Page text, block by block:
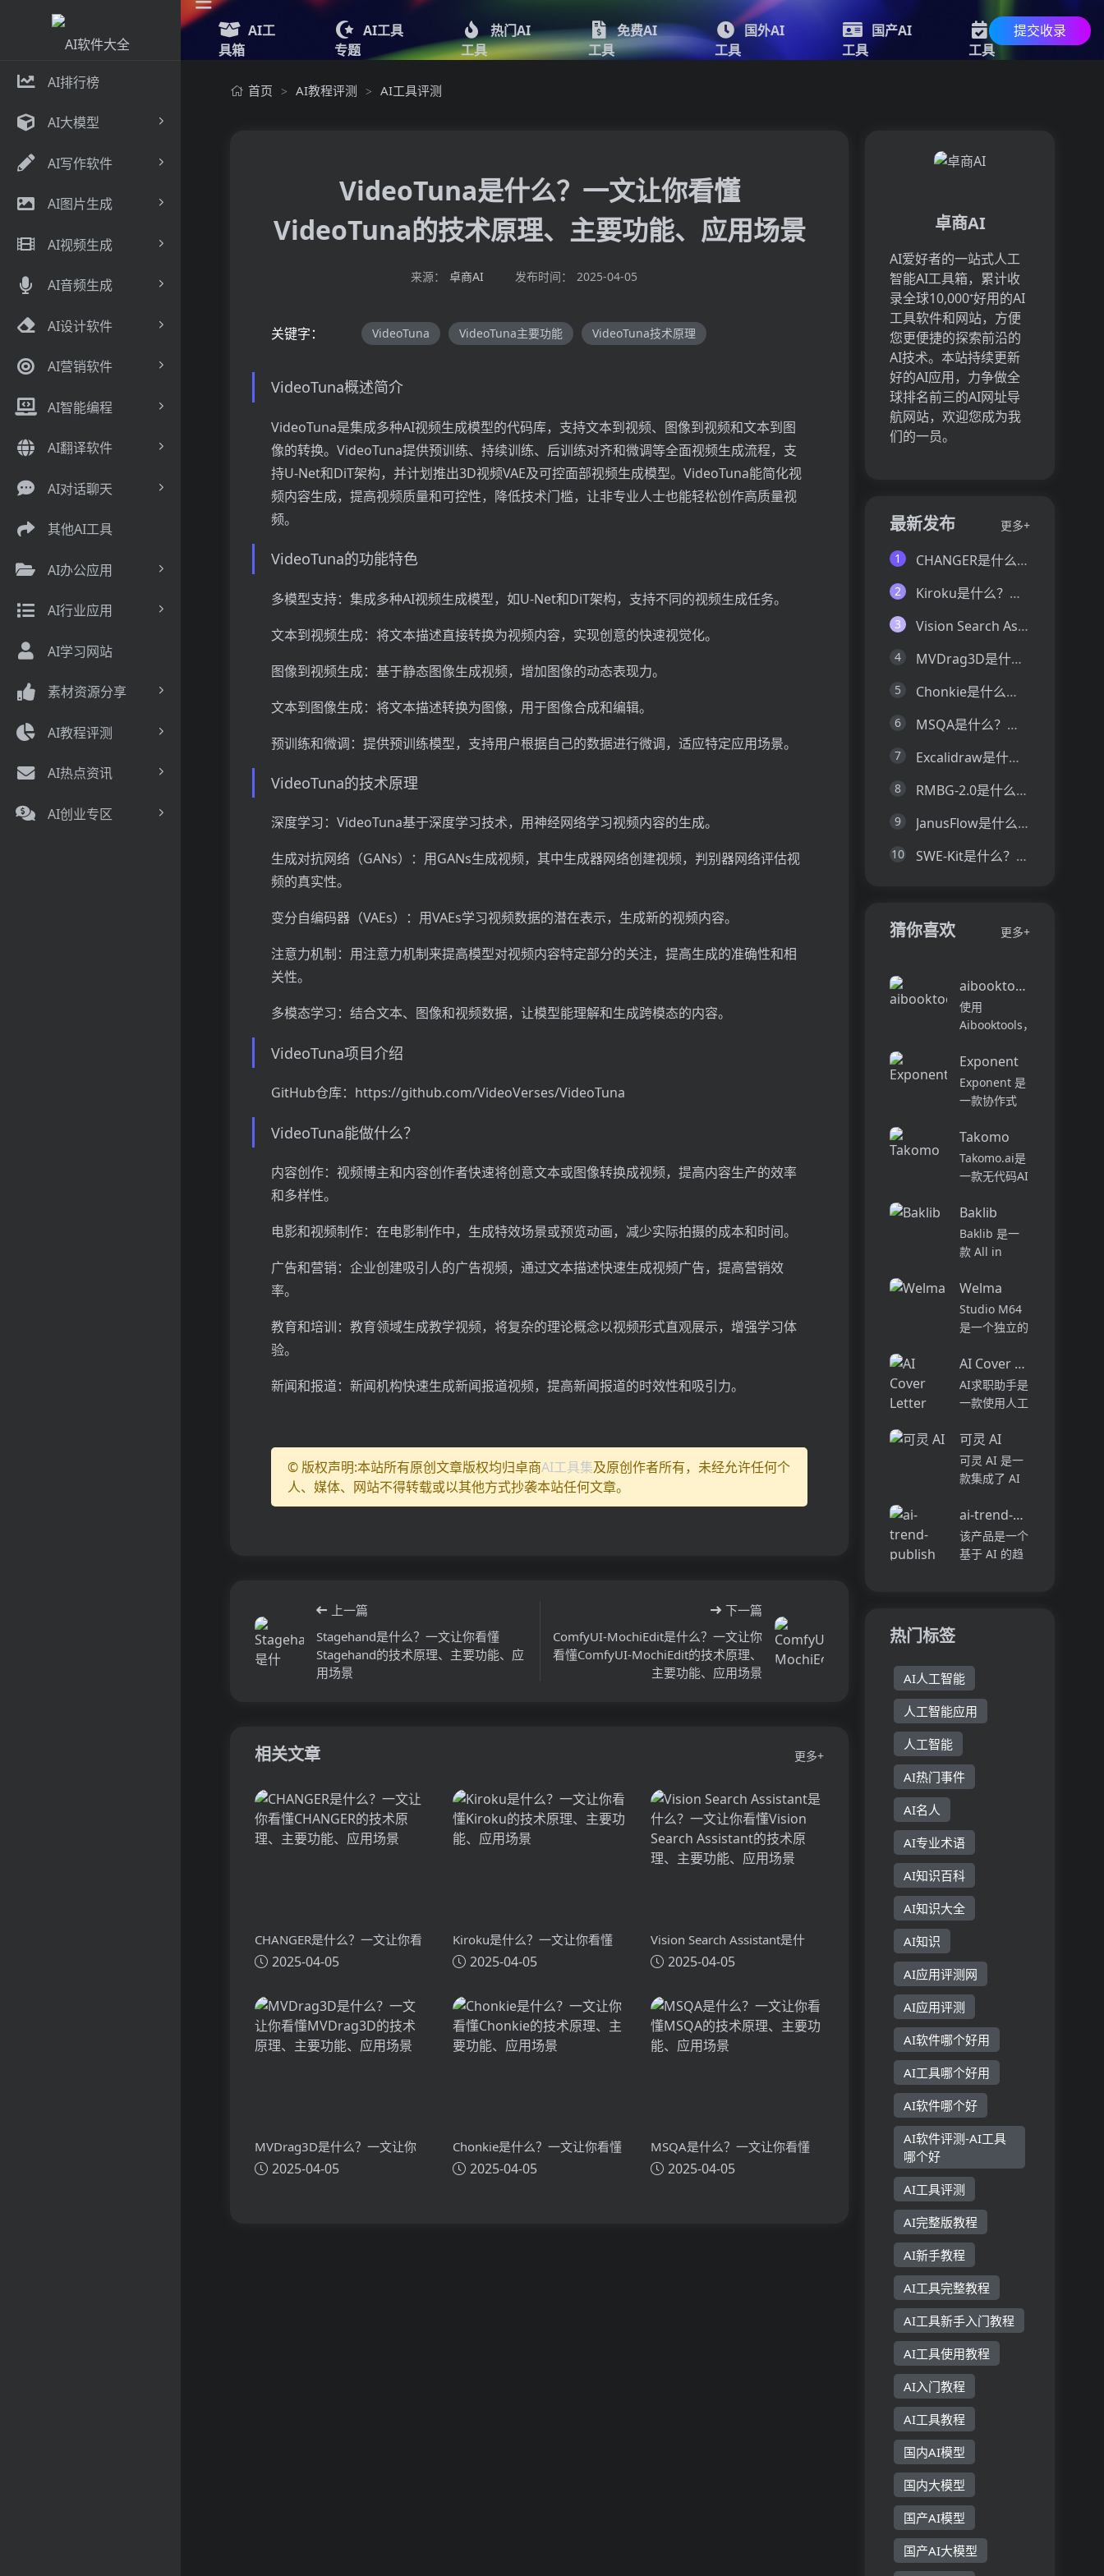
AI排行榜
AI大模型
AI写作软件
AI图片生成
AI视频生成
AI音频生成
AI设计软件
AI营销软件
AI智能编程
AI翻译软件
AI对话聊天
其他AI工具
AI办公应用
AI行业应用
AI学习网站
素材资源分享
AI教程评测
AI热点资讯
AI创业专区
AI工
具箱
AI工具
专题
热门AI
工具
免费AI
工具
国外AI
工具
国产AI
工具
最新AI
工具
提交收录
首页 > AI教程评测 > AI工具评测
VideoTuna是什么？一文让你看懂
VideoTuna的技术原理、主要功能、应用场景
来源： 卓商AI 发布时间： 2025-04-05
关键字： VideoTuna VideoTuna主要功能 VideoTuna技术原理
VideoTuna概述简介
VideoTuna是集成多种AI视频生成模型的代码库，支持文本到视频、图像到视频和文本到图
像的转换。VideoTuna提供预训练、持续训练、后训练对齐和微调等全面视频生成流程，支
持U-Net和DiT架构，并计划推出3D视频VAE及可控面部视频生成模型。VideoTuna能简化视
频内容生成，提高视频质量和可控性，降低技术门槛，让非专业人士也能轻松创作高质量视
频。
VideoTuna的功能特色
多模型支持：集成多种AI视频生成模型，如U-Net和DiT架构，支持不同的视频生成任务。
文本到视频生成：将文本描述直接转换为视频内容，实现创意的快速视觉化。
图像到视频生成：基于静态图像生成视频，增加图像的动态表现力。
文本到图像生成：将文本描述转换为图像，用于图像合成和编辑。
预训练和微调：提供预训练模型，支持用户根据自己的数据进行微调，适应特定应用场景。
VideoTuna的技术原理
深度学习：VideoTuna基于深度学习技术，用神经网络学习视频内容的生成。
生成对抗网络（GANs）：用GANs生成视频，其中生成器网络创建视频，判别器网络评估视
频的真实性。
变分自编码器（VAEs）：用VAEs学习视频数据的潜在表示，生成新的视频内容。
注意力机制：用注意力机制来提高模型对视频内容特定部分的关注，提高生成的准确性和相
关性。
多模态学习：结合文本、图像和视频数据，让模型能理解和生成跨模态的内容。
VideoTuna项目介绍
GitHub仓库：https://github.com/VideoVerses/VideoTuna
VideoTuna能做什么？
内容创作：视频博主和内容创作者快速将创意文本或图像转换成视频，提高内容生产的效率
和多样性。
电影和视频制作：在电影制作中，生成特效场景或预览动画，减少实际拍摄的成本和时间。
广告和营销：企业创建吸引人的广告视频，通过文本描述快速生成视频广告，提高营销效
率。
教育和培训：教育领域生成教学视频，将复杂的理论概念以视频形式直观展示，增强学习体
验。
新闻和报道：新闻机构快速生成新闻报道视频，提高新闻报道的时效性和吸引力。
© 版权声明:本站所有原创文章版权均归卓商AI工具集及原创作者所有，未经允许任何个
人、媒体、网站不得转载或以其他方式抄袭本站任何文章。
上一篇
Stagehand是什么？一文让你看懂
Stagehand的技术原理、主要功能、应
用场景
下一篇
ComfyUI-MochiEdit是什么？一文让你
看懂ComfyUI-MochiEdit的技术原理、
主要功能、应用场景
相关文章 更多+
CHANGER是什么？一文让你看
懂CHANGER的技术原理、主要
2025-04-05
Kiroku是什么？一文让你看懂
Kiroku的技术原理、主要功能、
2025-04-05
Vision Search Assistant是什
么？一文让你看懂Vision
主要功能、应用场景
2025-04-05
MVDrag3D是什么？一文让你
看懂MVDrag3D的技术原理、
2025-04-05
Chonkie是什么？一文让你看懂
Chonkie的技术原理、主要功
2025-04-05
MSQA是什么？一文让你看懂
MSQA的技术原理、主要功能、
2025-04-05
卓商AI
AI爱好者的一站式人工
智能AI工具箱，累计收
录全球10,000⁺好用的AI
工具软件和网站，方便
您更便捷的探索前沿的
AI技术。本站持续更新
好的AI应用，力争做全
球排名前三的AI网址导
航网站，欢迎您成为我
们的一员。
最新发布 更多+
1 CHANGER是什么？一文让你看懂CHANGER的技术原理、主要功能、应用场景
2 Kiroku是什么？一文让你看懂Kiroku的技术原理、主要功能、应用场景
3 Vision Search Assistant是什么？一文让你看懂Vision Search Assistant的技术原理、主要功能、应用场景
4 MVDrag3D是什么？一文让你看懂MVDrag3D的技术原理、主要功能、应用场景
5 Chonkie是什么？一文让你看懂Chonkie的技术原理、主要功能、应用场景
6 MSQA是什么？一文让你看懂MSQA的技术原理、主要功能、应用场景
7 Excalidraw是什么？一文让你看懂Excalidraw的技术原理、主要功能、应用场景
8 RMBG-2.0是什么？一文让你看懂RMBG-2.0的技术原理、主要功能、应用场景
9 JanusFlow是什么？一文让你看懂JanusFlow的技术原理、主要功能、应用场景
10 SWE-Kit是什么？一文让你看懂SWE-Kit的技术原理、主要功能、应用场景
猜你喜欢 更多+
aibooktools
使用
Aibooktools，
快速转化为可
行的见解 - 所
有这些都没有
或手动数据输
入。凭借AI的
力量，您可以
充分利用自己
喜欢的书...
Exponent
Exponent 是
一款协作式
理，旨在提升
软件开发的效
率与体验。它
境中工作，从
代码的探索到
部署，能够帮
助开发者自动
化复杂的编...
Takomo
Takomo.ai是
一款无代码AI
具，通过拖拽
和连接预训练
的机器学习模
适用于各种场
景的API。它
具有灵活性、
可定制性和可
扩展性，...
Baklib
Baklib 是一
款 All in
业级云平台，
帮助企业一站
式管理数字内
景的数字体
验。它采用独
特的三层架
构，将资源
库、...
Welma
Studio M64
是一个独立的
热爱音乐、策
划和创新的创
意人才。我们
务和其他纯粹
出于创作乐趣
的项目。此
外，我们与一
些公司合
AI Cover Letter Creator
AI求职助手是
一款使用人工
个性化求职信
的工具。用户
只需提供自己
描述，AI求职
助手将自动生
成定制的求职
信。该工具提
可灵 AI
可灵 AI 是一
款集成了 AI
作功能的创意
生产力平台。
其主要优点在
ai-trend-publish
该产品是一个
基于 AI 的趋
内容，并自动
发布到微信公
众号。它利用
先进的 AI 技
术，如自然...
热门标签
AI人工智能
人工智能应用
人工智能
AI热门事件
AI名人
AI专业术语
AI知识百科
AI知识大全
AI知识
AI应用评测网
AI应用评测
AI软件哪个好用
AI工具哪个好用
AI软件哪个好
AI软件评测-AI工具
哪个好
AI工具评测
AI完整版教程
AI新手教程
AI工具完整教程
AI工具新手入门教程
AI工具使用教程
AI入门教程
AI工具教程
国内AI模型
国内大模型
国产AI模型
国产AI大模型